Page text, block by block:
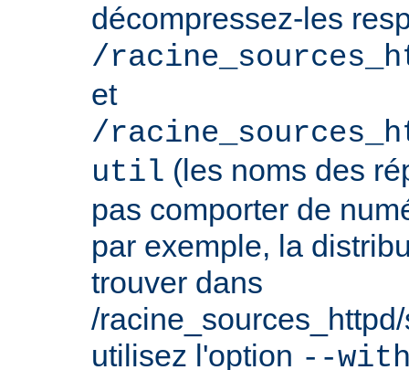
décompressez-les
/
et
/
util (les noms des
pas comporter de
par exemple, la
trouver dans
/
utilisez l'option --